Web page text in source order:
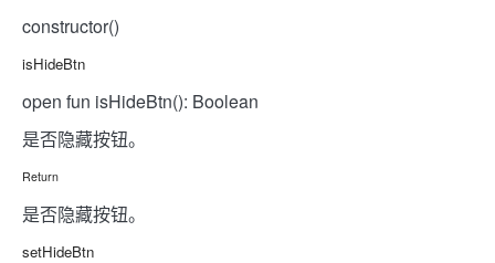
constructor()
isHideBtn
open fun isHideBtn(): Boolean
是否隐藏按钮。
Return
是否隐藏按钮。
setHideBtn